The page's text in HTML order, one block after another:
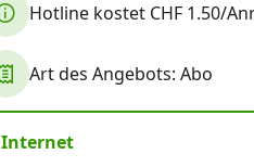
Hotline kostet CHF 1.50/
Art des Angebots: Abo
Internet